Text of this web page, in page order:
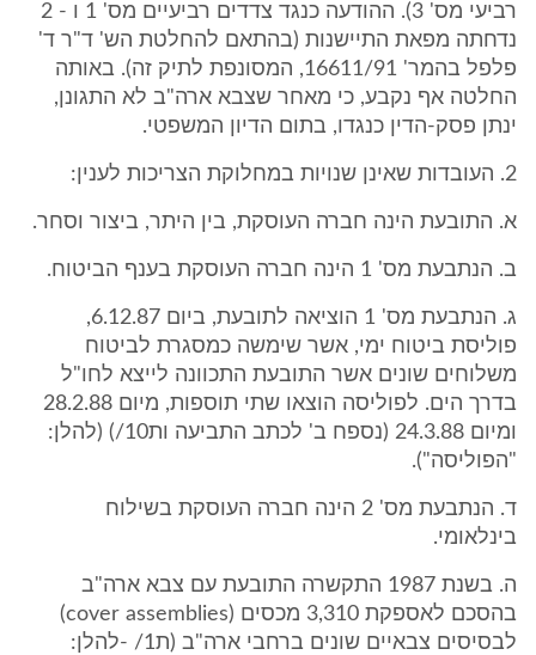
רביעי מס' 3). ההודעה כנגד צדדים רביעיים מס' 1 ו - 2
נדחתה מפאת התיישנות (בהתאם להחלטת הש' ד"ר ד'
פלפל בהמר' 16611/91, המסונפת לתיק זה). באותה
החלטה אף נקבע, כי מאחר שצבא ארה"ב לא התגונן,
ינתן פסק-הדין כנגדו, בתום הדיון המשפטי.
2. העובדות שאינן שנויות במחלוקת הצריכות לענין:
א. התובעת הינה חברה העוסקת, בין היתר, ביצור וסחר.
ב. הנתבעת מס' 1 הינה חברה העוסקת בענף הביטוח.
ג. הנתבעת מס' 1 הוציאה לתובעת, ביום 6.12.87,
פוליסת ביטוח ימי, אשר שימשה כמסגרת לביטוח
משלוחים שונים אשר התובעת התכוונה לייצא לחו"ל
בדרך הים. לפוליסה הוצאו שתי תוספות, מיום 28.2.88
ומיום 24.3.88 (נספח ב' לכתב התביעה ות10/) (להלן:
"הפוליסה").
ד. הנתבעת מס' 2 הינה חברה העוסקת בשילוח
בינלאומי.
ה. בשנת 1987 התקשרה התובעת עם צבא ארה"ב
בהסכם לאספקת 3,310 מכסים (cover assemblies)
לבסיסים צבאיים שונים ברחבי ארה"ב (ת1/ -להלן: